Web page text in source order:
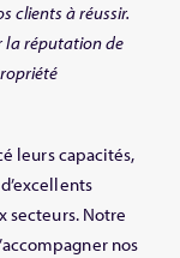
clients à réussir.
la réputation de
leurs capacités,
secteurs. Notre
nos